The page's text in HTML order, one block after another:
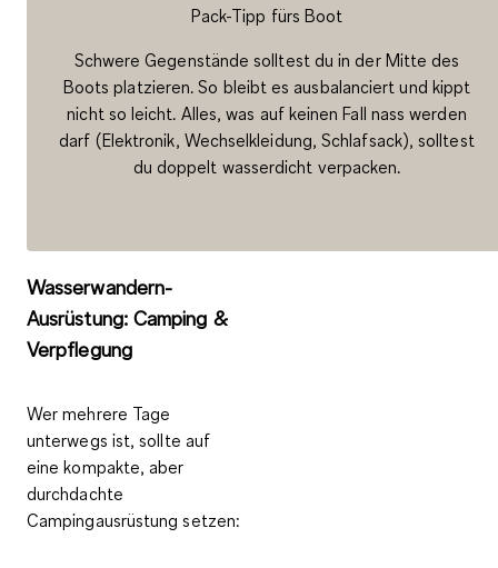
Pack-Tipp fürs Boot
Schwere Gegenstände solltest du in der Mitte des
Boots platzieren. So bleibt es ausbalanciert und kippt
nicht so leicht. Alles, was auf keinen Fall nass werden
darf (Elektronik, Wechselkleidung, Schlafsack), solltest
du doppelt wasserdicht verpacken.
Wasserwandern-
Ausrüstung: Camping &
Verpflegung
Wer mehrere Tage
unterwegs ist, sollte auf
eine kompakte, aber
durchdachte
Campingausrüstung setzen: